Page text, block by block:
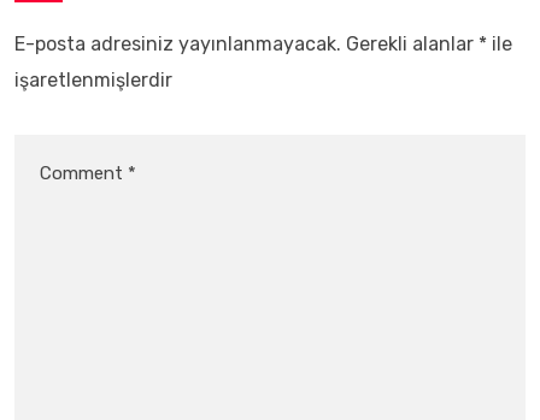
E-posta adresiniz yayınlanmayacak. Gerekli alanlar * ile
işaretlenmişlerdir